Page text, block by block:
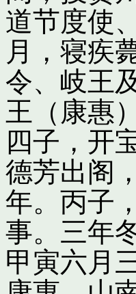
道节度使
月，寝疾
令、岐王
王（康惠
四子，开
德芳出阁
年。丙子
事。三年
甲寅六月